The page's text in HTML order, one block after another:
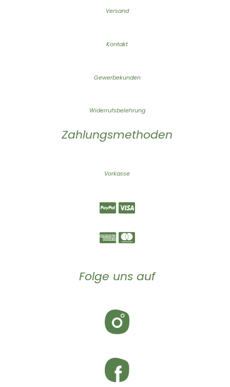
Versand
Kontakt
Gewerbekunden
Widerrufsbelehrung
Zahlungsmethoden
Vorkasse
Folge uns auf